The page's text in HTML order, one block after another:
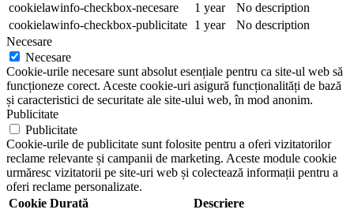
cookielawinfo-checkbox-necesare
1 year
No description
cookielawinfo-checkbox-publicitate 1 year
No description
Necesare
Necesare
Cookie-urile necesare sunt absolut esențiale pentru ca site-ul web să
funcționeze corect. Aceste cookie-uri asigură funcționalități de bază
și caracteristici de securitate ale site-ului web, în mod anonim.
Publicitate
Publicitate
Cookie-urile de publicitate sunt folosite pentru a oferi vizitatorilor
reclame relevante și campanii de marketing. Aceste module cookie
urmăresc vizitatorii pe site-uri web și colectează informații pentru a
oferi reclame personalizate.
Cookie Durată Descriere